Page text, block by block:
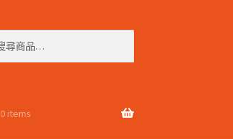
0 items